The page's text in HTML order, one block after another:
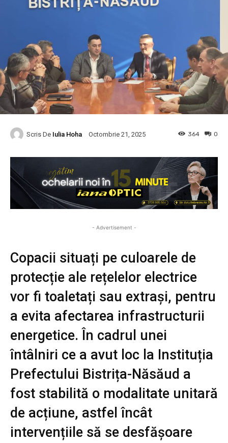
Scris De Iulia Hoha Octombrie 21, 2025 0
364
- Advertisement -
Copacii situați pe culoarele de
protecție ale rețelelor electrice
vor fi toaletați sau extrași, pentru
a evita afectarea infrastructurii
energetice. În cadrul unei
întâlniri ce a avut loc la Instituția
Prefectului Bistrița-Năsăud a
fost stabilită o modalitate unitară
de acțiune, astfel încât
intervențiile să se desfășoare